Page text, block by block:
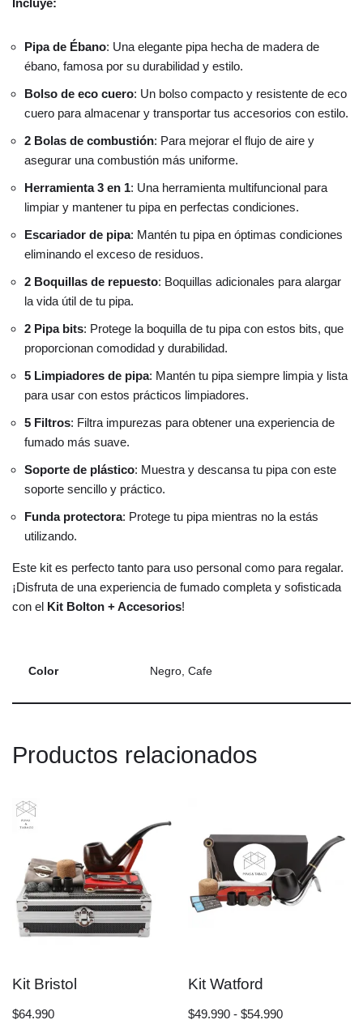
Pipa de Ébano: Una elegante pipa hecha de madera de
ébano, famosa por su durabilidad y estilo.
Bolso de eco cuero: Un bolso compacto y resistente de eco
cuero para almacenar y transportar tus accesorios con estilo.
2 Bolas de combustión: Para mejorar el flujo de aire y
asegurar una combustión más uniforme.
Herramienta 3 en 1: Una herramienta multifuncional para
limpiar y mantener tu pipa en perfectas condiciones.
Escariador de pipa: Mantén tu pipa en óptimas condiciones
eliminando el exceso de residuos.
2 Boquillas de repuesto: Boquillas adicionales para alargar
la vida útil de tu pipa.
2 Pipa bits: Protege la boquilla de tu pipa con estos bits, que
proporcionan comodidad y durabilidad.
5 Limpiadores de pipa: Mantén tu pipa siempre limpia y lista
para usar con estos prácticos limpiadores.
5 Filtros: Filtra impurezas para obtener una experiencia de
fumado más suave.
Soporte de plástico: Muestra y descansa tu pipa con este
soporte sencillo y práctico.
Funda protectora: Protege tu pipa mientras no la estás
utilizando.
Este kit es perfecto tanto para uso personal como para regalar.
¡Disfruta de una experiencia de fumado completa y sofisticada
con el Kit Bolton + Accesorios!
Color Negro, Cafe
Productos relacionados
Kit Bristol
$64.990
Kit Watford
$49.990 - $54.990